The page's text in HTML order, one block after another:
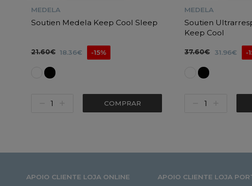
MEDELA
Soutien Medela Keep Cool Sleep
21.60€ 18.36€ -15%
COMPRAR
MEDELA
Soutien
Keep Cool
37.60€ 31.96€ -
APOIO CLIENTE LOJA ONLINE APOIO CLIENTE LOJA